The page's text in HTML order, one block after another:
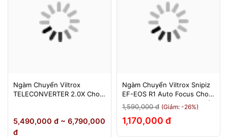
Ngàm Chuyển Viltrox
TELECONVERTER 2.0X Cho
Tháng
5,490,000 đ ~ 6,790,000
đ
Ngàm Chuyển Viltrox Snipiz
EF-EOS R1 Auto Focus Cho
Canon EOS R/RP/R5/R6 - Bảo
Hành 12 Tháng 1 Đổi 1
1,590,000 đ (Giảm: -26%)
1,170,000 đ